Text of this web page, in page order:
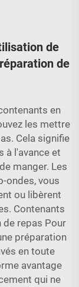
de
de
en
les mettre
Cela signifie
à l'avance et
manger. Les
ondes, vous
ou libèrent
Contenants
de repas Pour
préparation
en toute
avantage
qui ne